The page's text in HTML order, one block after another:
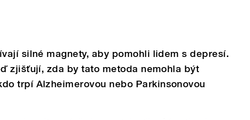
silné magnety, aby pomohli lidem s depresí.
zjišťují, zda by tato metoda nemohla být
trpí Alzheimerovou nebo Parkinsonovou